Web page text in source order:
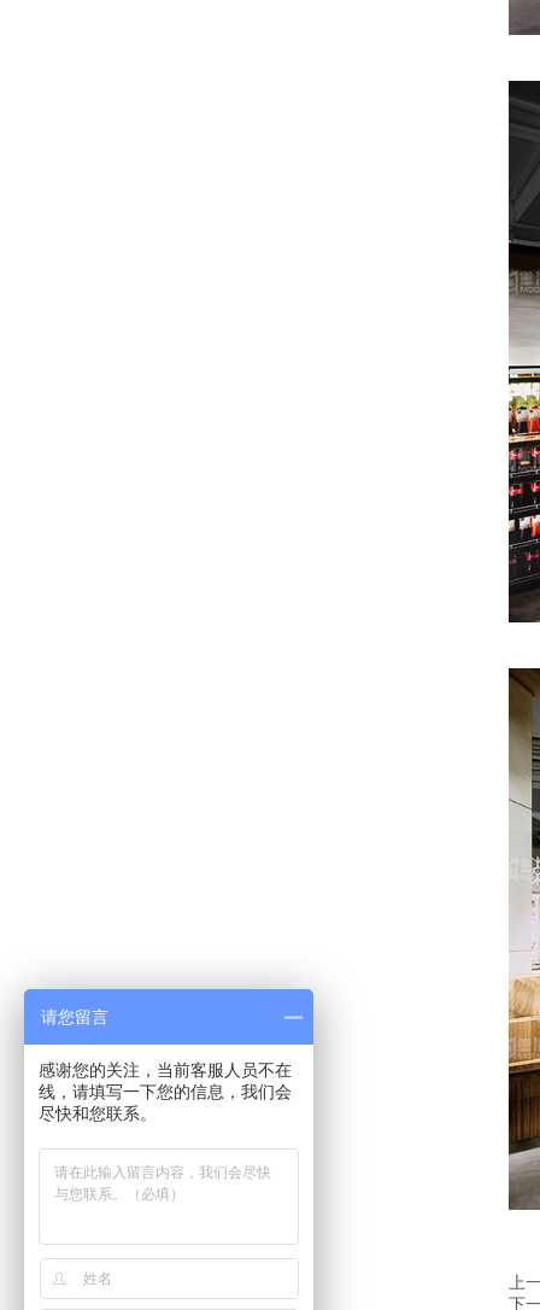
上
下
请您留言
感谢您的关注，当前客服人员不在
线，请填写一下您的信息，我们会
尽快和您联系。